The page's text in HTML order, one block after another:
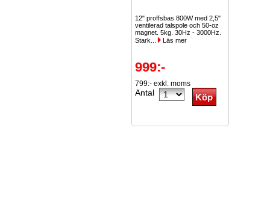
12" proffsbas 800W med 2,5"
ventilerad talspole och 50-oz
magnet. 5kg. 30Hz - 3000Hz.
Stark...
Läs mer
999:-
799:- exkl. moms
Antal